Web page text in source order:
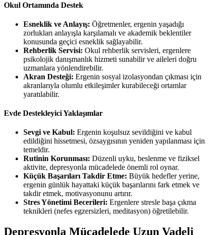
Okul Ortamında Destek
Esneklik ve Anlayış: Öğretmenler, ergenin yaşadığı
zorlukları anlayışla karşılamalı ve akademik beklentiler
konusunda geçici esneklik sağlayabilir.
Rehberlik Servisi: Okul rehberlik servisleri, ergenlere
psikolojik danışmanlık hizmeti sunabilir ve aileleri doğru
uzmanlara yönlendirebilir.
Akran Desteği: Ergenin sosyal izolasyondan çıkması için
akranlarıyla olumlu etkileşimler kurabileceği ortamlar
yaratılabilir.
Evde Destekleyici Yaklaşımlar
Sevgi ve Kabul: Ergenin koşulsuz sevildiğini ve kabul
edildiğini hissetmesi, özsaygısının yeniden yapılanması için
temeldir.
Rutinin Korunması: Düzenli uyku, beslenme ve fiziksel
aktivite, depresyonla mücadelede önemli rol oynar.
Küçük Başarıları Takdir Etme: Büyük hedefler yerine,
ergenin günlük hayattaki küçük başarılarını fark etmek ve
takdir etmek, motivasyonunu artırır.
Stres Yönetimi Becerileri: Ergenlere stresle başa çıkma
teknikleri (nefes egzersizleri, meditasyon) öğretilebilir.
Depresyonla Mücadelede Uzun Vadeli